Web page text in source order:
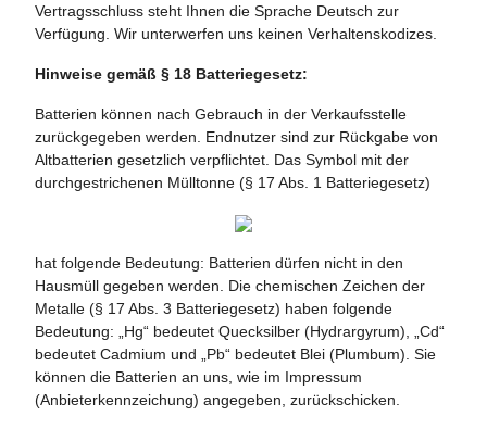
Vertragsschluss steht Ihnen die Sprache Deutsch zur
Verfügung. Wir unterwerfen uns keinen Verhaltenskodizes.
Hinweise gemäß § 18 Batteriegesetz:
Batterien können nach Gebrauch in der Verkaufsstelle
zurückgegeben werden. Endnutzer sind zur Rückgabe von
Altbatterien gesetzlich verpflichtet. Das Symbol mit der
durchgestrichenen Mülltonne (§ 17 Abs. 1 Batteriegesetz)
hat folgende Bedeutung: Batterien dürfen nicht in den
Hausmüll gegeben werden. Die chemischen Zeichen der
Metalle (§ 17 Abs. 3 Batteriegesetz) haben folgende
Bedeutung: „Hg“ bedeutet Quecksilber (Hydrargyrum), „Cd“
bedeutet Cadmium und „Pb“ bedeutet Blei (Plumbum). Sie
können die Batterien an uns, wie im Impressum
(Anbieterkennzeichung) angegeben, zurückschicken.